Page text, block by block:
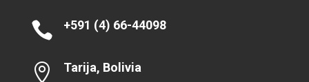
 +591 (4) 66-44098
 Tarija, Bolivia